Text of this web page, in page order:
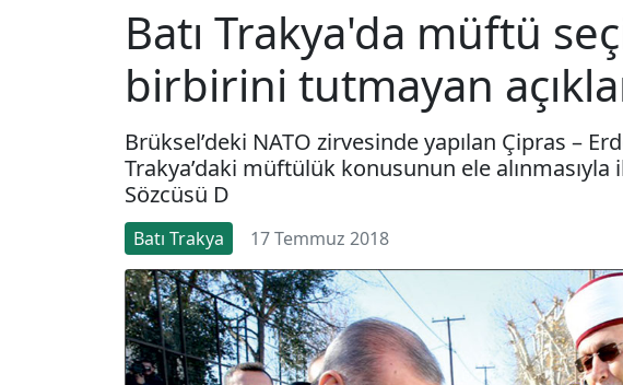
Batı Trakya'da müftü
birbirini tutmayan
Brüksel’deki NATO zirvesinde yapılan Çipras –
Trakya’daki müftülük konusunun ele
Sözcüsü D
Batı Trakya 17 Temmuz 2018